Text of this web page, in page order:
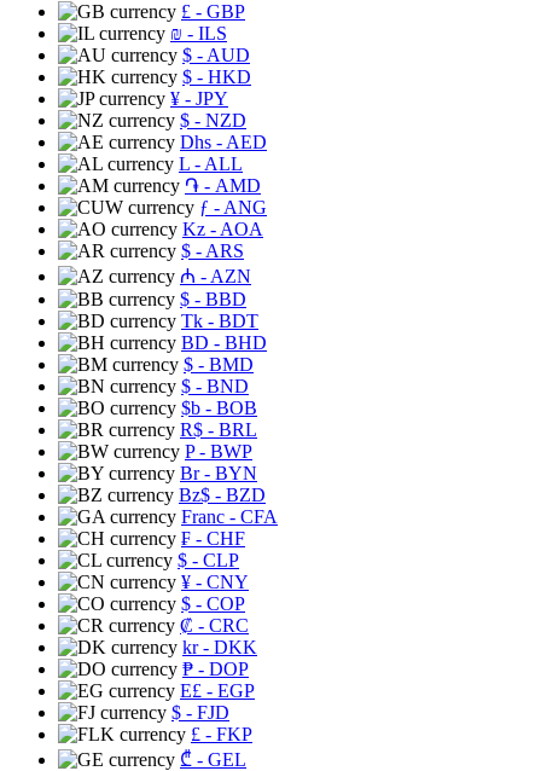
£ - GBP
₪ - ILS
$ - AUD
$ - HKD
¥ - JPY
$ - NZD
Dhs - AED
L - ALL
֏ - AMD
ƒ - ANG
Kz - AOA
$ - ARS
₼ - AZN
$ - BBD
Tk - BDT
BD - BHD
$ - BMD
$ - BND
$b - BOB
R$ - BRL
P- BWP
Br- BYN
Bz$ - BZD
Franc - CFA
₣ - CHF
$ - CLP
¥ - CNY
$ - COP
₡ - CRC
kr- DKK
₱ - DOP
E£ - EGP
$ - FJD
£ - FKP
₾ - GEL